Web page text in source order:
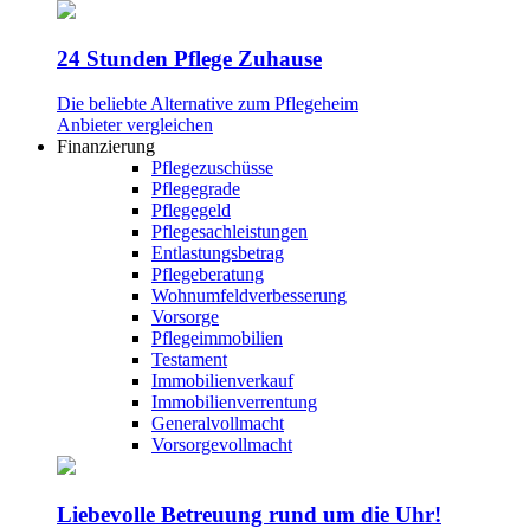
24 Stunden Pflege Zuhause
Die beliebte Alternative zum Pflegeheim
Anbieter vergleichen
Finanzierung
Pflegezuschüsse
Pflegegrade
Pflegegeld
Pflegesachleistungen
Entlastungsbetrag
Pflegeberatung
Wohnumfeldverbesserung
Vorsorge
Pflegeimmobilien
Testament
Immobilienverkauf
Immobilienverrentung
Generalvollmacht
Vorsorgevollmacht
Liebevolle Betreuung rund um die Uhr!